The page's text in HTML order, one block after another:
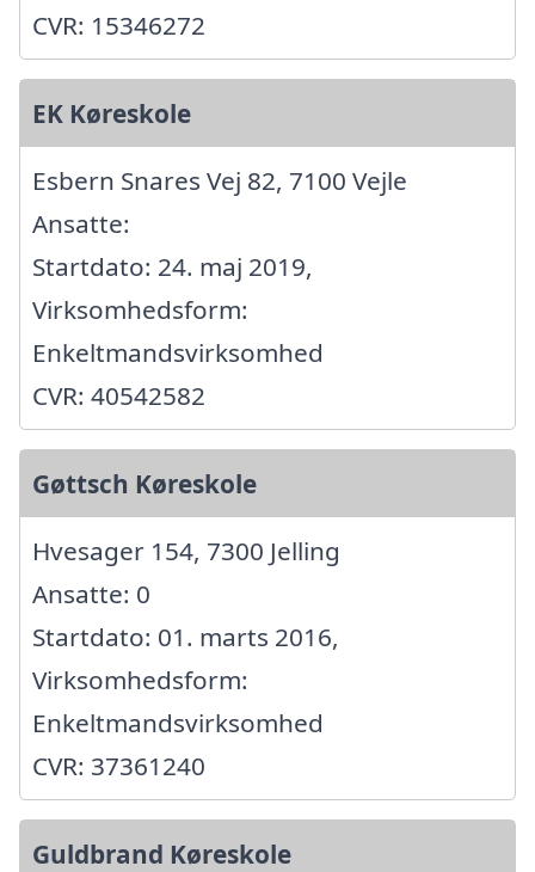
CVR: 15346272
EK Køreskole
Esbern Snares Vej 82, 7100 Vejle
Ansatte:
Startdato: 24. maj 2019,
Virksomhedsform:
Enkeltmandsvirksomhed
CVR: 40542582
Gøttsch Køreskole
Hvesager 154, 7300 Jelling
Ansatte: 0
Startdato: 01. marts 2016,
Virksomhedsform:
Enkeltmandsvirksomhed
CVR: 37361240
Guldbrand Køreskole